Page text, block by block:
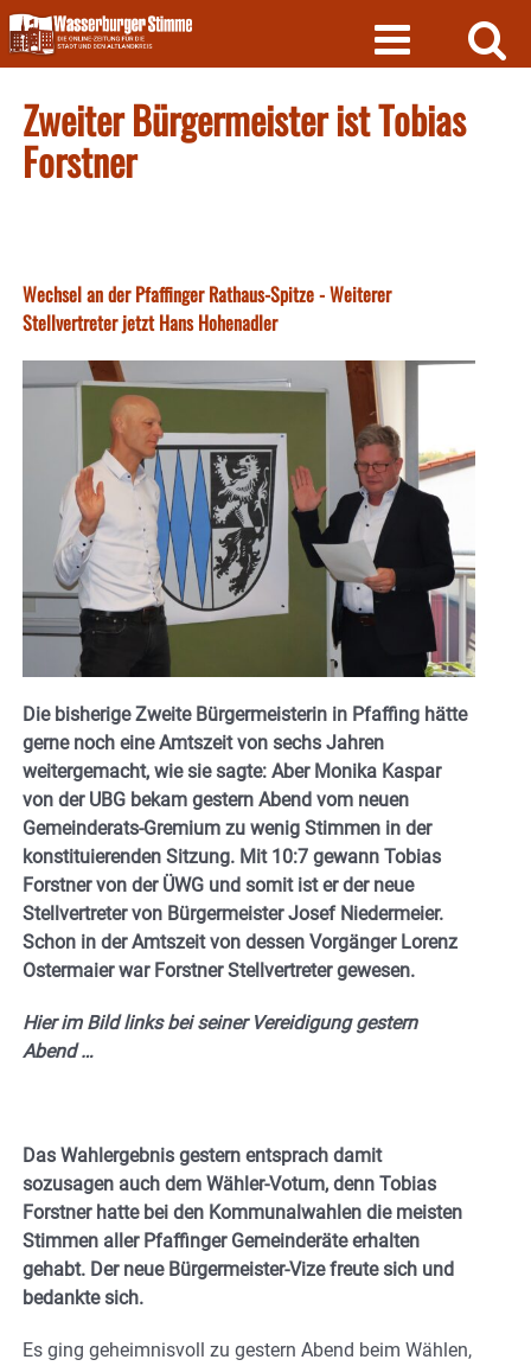
Skip
to
content
Zweiter Bürgermeister ist Tobias
Forstner
Wechsel an der Pfaffinger Rathaus-Spitze - Weiterer
Stellvertreter jetzt Hans Hohenadler
Die bisherige Zweite Bürgermeisterin in Pfaffing hätte
gerne noch eine Amtszeit von sechs Jahren
weitergemacht, wie sie sagte: Aber Monika Kaspar
von der UBG bekam gestern Abend vom neuen
Gemeinderats-Gremium zu wenig Stimmen in der
konstituierenden Sitzung. Mit 10:7 gewann Tobias
Forstner von der ÜWG und somit ist er der neue
Stellvertreter von Bürgermeister Josef Niedermeier.
Schon in der Amtszeit von dessen Vorgänger Lorenz
Ostermaier war Forstner Stellvertreter gewesen.
Hier im Bild links bei seiner Vereidigung gestern
Abend …
Das Wahlergebnis gestern entsprach damit
sozusagen auch dem Wähler-Votum, denn Tobias
Forstner hatte bei den Kommunalwahlen die meisten
Stimmen aller Pfaffinger Gemeinderäte erhalten
gehabt. Der neue Bürgermeister-Vize freute sich und
bedankte sich.
Es ging geheimnisvoll zu gestern Abend beim Wählen,